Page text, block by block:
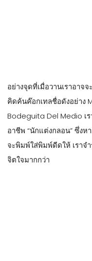
อย่างจุดที่เมื่อวานเราอาจ
คิดค้นค๊อกเทลชื่อดังอย่าง
Bodeguita Del Medio เ
อาชีพ “นักแต่งกลอน” ซึ่งห
จะพิมพ์ใส่พิมพ์ดีดให้ เราจ
จิตใจมากกว่า